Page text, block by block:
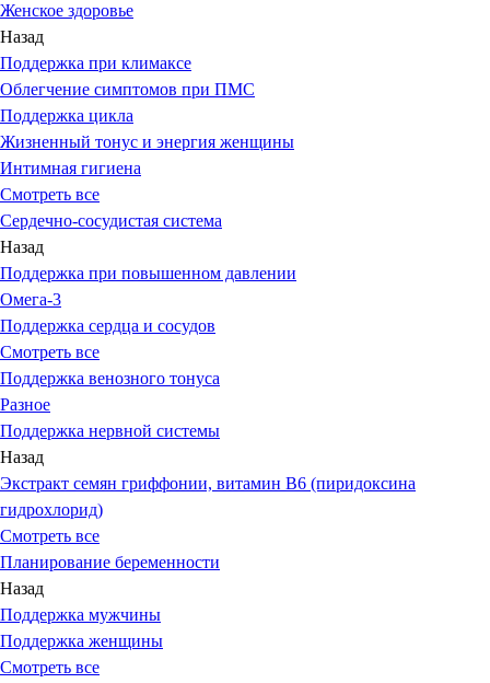
Женское здоровье
Назад
Поддержка при климаксе
Облегчение симптомов при ПМС
Поддержка цикла
Жизненный тонус и энергия женщины
Интимная гигиена
Смотреть все
Сердечно-сосудистая система
Назад
Поддержка при повышенном давлении
Омега-3
Поддержка сердца и сосудов
Смотреть все
Поддержка венозного тонуса
Разное
Поддержка нервной системы
Назад
Экстракт семян гриффонии, витамин В6 (пиридоксина
гидрохлорид)
Смотреть все
Планирование беременности
Назад
Поддержка мужчины
Поддержка женщины
Смотреть все